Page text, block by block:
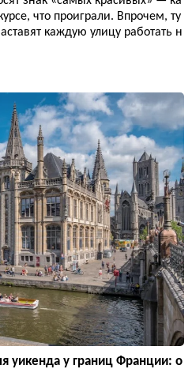
что проиграли. Впрочем, ту
каждую улицу работать н
уикенда у границ Франции: о